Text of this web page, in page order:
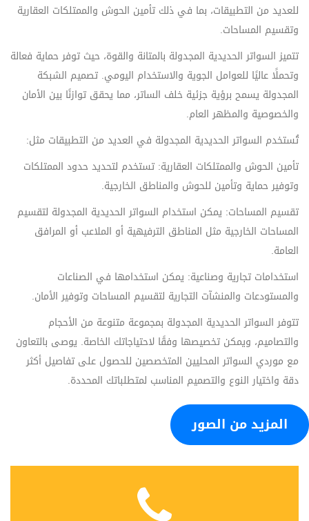
للعديد من التطبيقات، بما في ذلك تأمين الحوش والممتلكات العقارية
وتقسيم المساحات.
تتميز السواتر الحديدية المجدولة بالمتانة والقوة، حيث توفر حماية فعالة
وتحملًا عاليًا للعوامل الجوية والاستخدام اليومي. تصميم الشبكة
المجدولة يسمح برؤية جزئية خلف الساتر، مما يحقق توازنًا بين الأمان
والخصوصية والمظهر العام.
تُستخدم السواتر الحديدية المجدولة في العديد من التطبيقات مثل:
تأمين الحوش والممتلكات العقارية: تستخدم لتحديد حدود الممتلكات
وتوفير حماية وتأمين للحوش والمناطق الخارجية.
تقسيم المساحات: يمكن استخدام السواتر الحديدية المجدولة لتقسيم
المساحات الخارجية مثل المناطق الترفيهية أو الملاعب أو المرافق
العامة.
استخدامات تجارية وصناعية: يمكن استخدامها في الصناعات
والمستودعات والمنشآت التجارية لتقسيم المساحات وتوفير الأمان.
تتوفر السواتر الحديدية المجدولة بمجموعة متنوعة من الأحجام
والتصاميم، ويمكن تخصيصها وفقًا لاحتياجاتك الخاصة. يوصى بالتعاون
مع موردي السواتر المحليين المتخصصين للحصول على تفاصيل أكثر
دقة واختيار النوع والتصميم المناسب لمتطلباتك المحددة.
المزيد من الصور